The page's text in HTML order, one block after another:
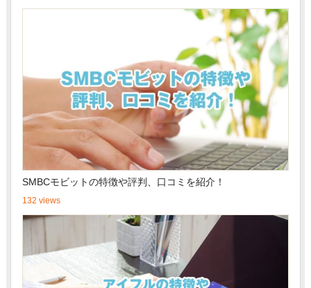
SMBCモビットの特徴や評判、口コミを紹介！
132 views